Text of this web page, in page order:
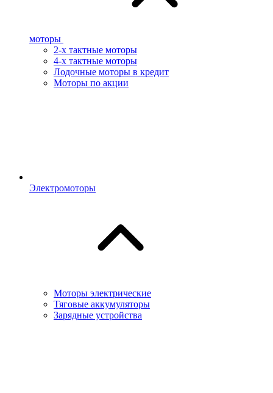
моторы
2-х тактные моторы
4-х тактные моторы
Лодочные моторы в кредит
Моторы по акции
Электромоторы
Моторы электрические
Тяговые аккумуляторы
Зарядные устройства